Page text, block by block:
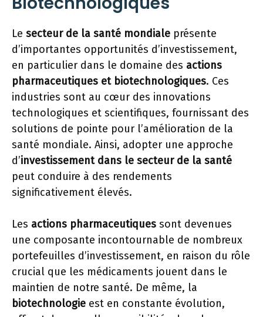
Le secteur de la santé mondiale présente
d’importantes opportunités d’investissement,
en particulier dans le domaine des actions
pharmaceutiques et biotechnologiques. Ces
industries sont au cœur des innovations
technologiques et scientifiques, fournissant des
solutions de pointe pour l’amélioration de la
santé mondiale. Ainsi, adopter une approche
d’investissement dans le secteur de la santé
peut conduire à des rendements
significativement élevés.
Les actions pharmaceutiques sont devenues
une composante incontournable de nombreux
portefeuilles d’investissement, en raison du rôle
crucial que les médicaments jouent dans le
maintien de notre santé. De même, la
biotechnologie est en constante évolution,